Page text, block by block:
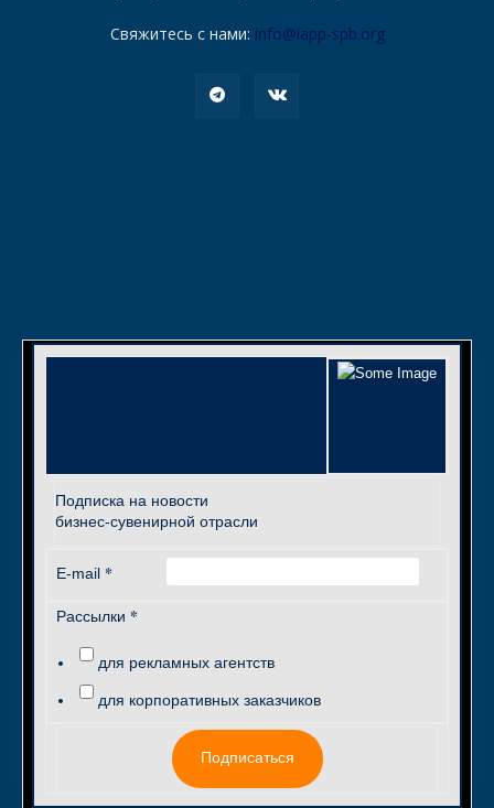
Свяжитесь с нами: info@iapp-spb.org
Подписка на новости
бизнес-сувенирной отрасли
E-mail *
Рассылки *
для рекламных агентств
для корпоративных заказчиков
Подписаться